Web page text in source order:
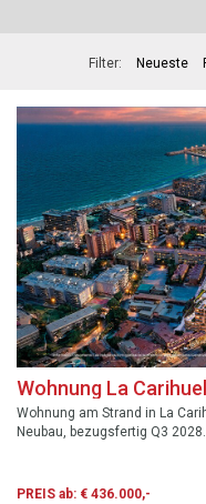
Filter: Neueste
Wohnung La
Wohnung am Strand in La
Neubau, bezugsfertig Q3 2028.
PREIS ab: € 436.000,-